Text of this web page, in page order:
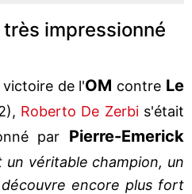
impressionné
de l'OM contre Le
Roberto De Zerbi s'était
par Pierre-Emerick
un véritable champion, un
encore plus fort